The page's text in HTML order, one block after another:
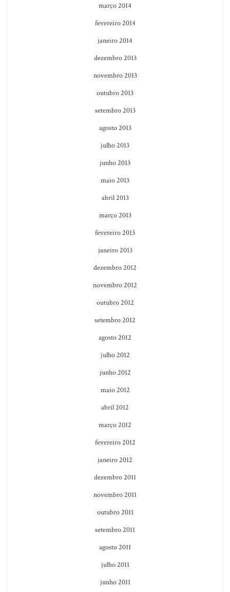
março 2014
fevereiro 2014
janeiro 2014
dezembro 2013
novembro 2013
outubro 2013
setembro 2013
agosto 2013
julho 2013
junho 2013
maio 2013
abril 2013
março 2013
fevereiro 2013
janeiro 2013
dezembro 2012
novembro 2012
outubro 2012
setembro 2012
agosto 2012
julho 2012
junho 2012
maio 2012
abril 2012
março 2012
fevereiro 2012
janeiro 2012
dezembro 2011
novembro 2011
outubro 2011
setembro 2011
agosto 2011
julho 2011
junho 2011